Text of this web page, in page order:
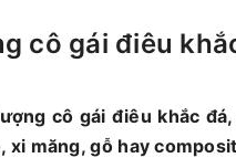
cô gái điêu
cô gái điêu khắc
xi măng, gỗ hay